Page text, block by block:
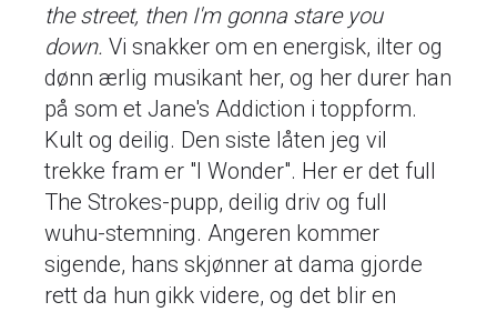
the street, then I'm gonna stare you
down. Vi snakker om en energisk, ilter og
dønn ærlig musikant her, og her durer han
på som et Jane's Addiction i toppform.
Kult og deilig. Den siste låten jeg vil
trekke fram er "I Wonder". Her er det full
The Strokes-pupp, deilig driv og full
wuhu-stemning. Angeren kommer
sigende, hans skjønner at dama gjorde
rett da hun gikk videre, og det blir en